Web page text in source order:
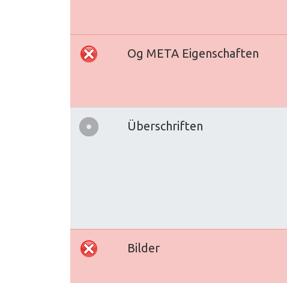
Og META Eigenschaften
Überschriften
Bilder